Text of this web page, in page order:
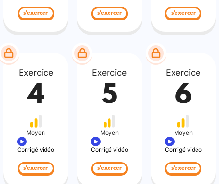
s'exercer s'exercer s'exercer
Exercice
4
Moyen
Corrigé vidéo
s'exercer
Exercice
5
Moyen
Corrigé vidéo
s'exercer
Exercice
6
Moyen
Corrigé vidéo
s'exercer